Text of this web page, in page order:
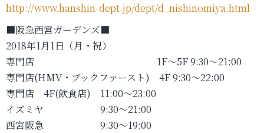
http://www.hanshin-dept.jp/dept/d_nishinomiya.html
■阪急西宮ガーデンズ■
2018年1月1日（月・祝）
専門店 1F～5F 9:30～21:00
専門店(HMV・ブックファースト) 4F 9:30～22:00
専門店 4F(飲食店) 11:00～23:00
イズミヤ 9:30～21:00
西宮阪急 9:30～19:00